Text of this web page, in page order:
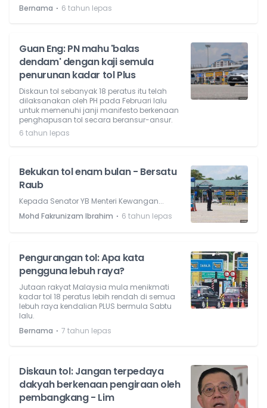
Bernama ⋅ 6 tahun lepas
Guan Eng: PN mahu 'balas
dendam' dengan kaji semula
penurunan kadar tol Plus
Diskaun tol sebanyak 18 peratus itu telah
dilaksanakan oleh PH pada Februari lalu
untuk memenuhi janji manifesto berkenaan
penghapusan tol secara beransur-ansur.
6 tahun lepas
Bekukan tol enam bulan - Bersatu
Raub
Kepada Senator YB Menteri Kewangan...
Mohd Fakrunizam Ibrahim ⋅ 6 tahun lepas
Pengurangan tol: Apa kata
pengguna lebuh raya?
Jutaan rakyat Malaysia mula menikmati
kadar tol 18 peratus lebih rendah di semua
lebuh raya kendalian PLUS bermula Sabtu
lalu.
Bernama ⋅ 7 tahun lepas
Diskaun tol: Jangan terpedaya
dakyah berkenaan pengiraan oleh
pembangkang - Lim